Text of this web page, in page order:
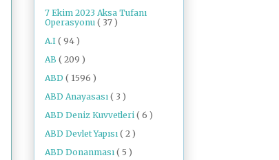
7 Ekim 2023 Aksa Tufanı
Operasyonu ( 37 )
A.I ( 94 )
AB ( 209 )
ABD ( 1596 )
ABD Anayasası ( 3 )
ABD Deniz Kuvvetleri ( 6 )
ABD Devlet Yapısı ( 2 )
ABD Donanması ( 5 )